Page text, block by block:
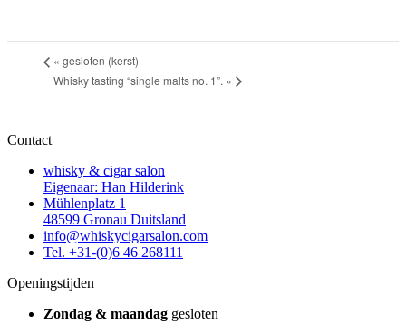
« gesloten (kerst)
Whisky tasting “single malts no. 1”. »
Contact
whisky & cigar salon
Eigenaar: Han Hilderink
Mühlenplatz 1
48599 Gronau Duitsland
info@whiskycigarsalon.com
Tel. +31-(0)6 46 268111
Openingstijden
Zondag & maandag gesloten